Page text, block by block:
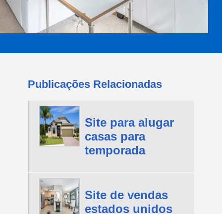
Publicações Relacionadas
Site para alugar
casas para
temporada
Site de vendas
estados unidos